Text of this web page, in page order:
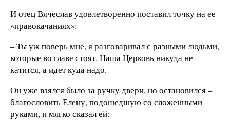
И отец Вячеслав удовлетворенно поставил точку на ее
«правокачаниях»:
– Ты уж поверь мне, я разговаривал с разными людьми,
которые во главе стоят. Наша Церковь никуда не
катится, а идет куда надо.
Он уже взялся было за ручку двери, но остановился –
благословить Елену, подошедшую со сложенными
руками, и мягко сказал ей: